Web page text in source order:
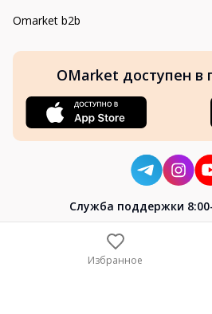
Omarket b2b
OMarket доступен
Cлужба поддержки
Избранное